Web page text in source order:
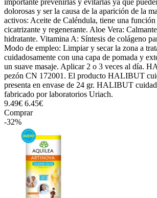
importante prevenirlas y evitarlas ya que
dolorosas y ser la causa de la aparición de la
activos: Aceite de Caléndula, tiene una
cicatrizante y regenerante. Aloe Vera:
hidratante. Vitamina A: Síntesis de colágeno
Modo de empleo: Limpiar y secar la zona a
cuidadosamente con una capa de pomada y
un suave masaje. Aplicar 2 o 3 veces al día.
pezón CN 172001. El producto HALIBUT
presenta en envase de 24 gr. HALIBUT
fabricado por laboratorios Uriach.
9.49€ 6.45€
Comprar
-32%